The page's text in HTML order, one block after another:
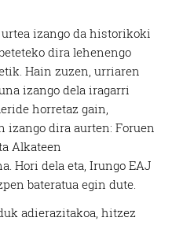
izango da historikoki
dira lehenengo
Hain zuzen, urriaren
izango dela iragarri
horretaz gain,
dira aurten: Foruen
Alkateen
Hori dela eta, Irungo EAJ
bateratua egin dute.
adierazitakoa, hitzez